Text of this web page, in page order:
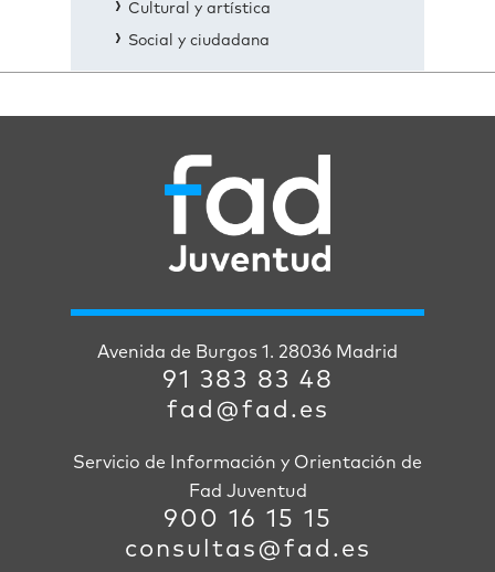
Cultural y artística
Social y ciudadana
Avenida de Burgos 1. 28036 Madrid
91 383 83 48
fad@fad.es
Servicio de Información y Orientación de
Fad Juventud
900 16 15 15
consultas@fad.es